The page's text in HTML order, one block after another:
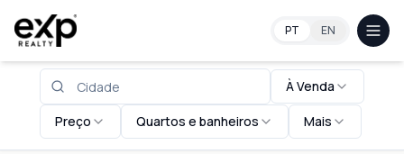
PT EN
Imóveis em São Paulo
À Venda
Preço Quartos e banheiros Mais